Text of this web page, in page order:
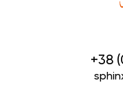
+38